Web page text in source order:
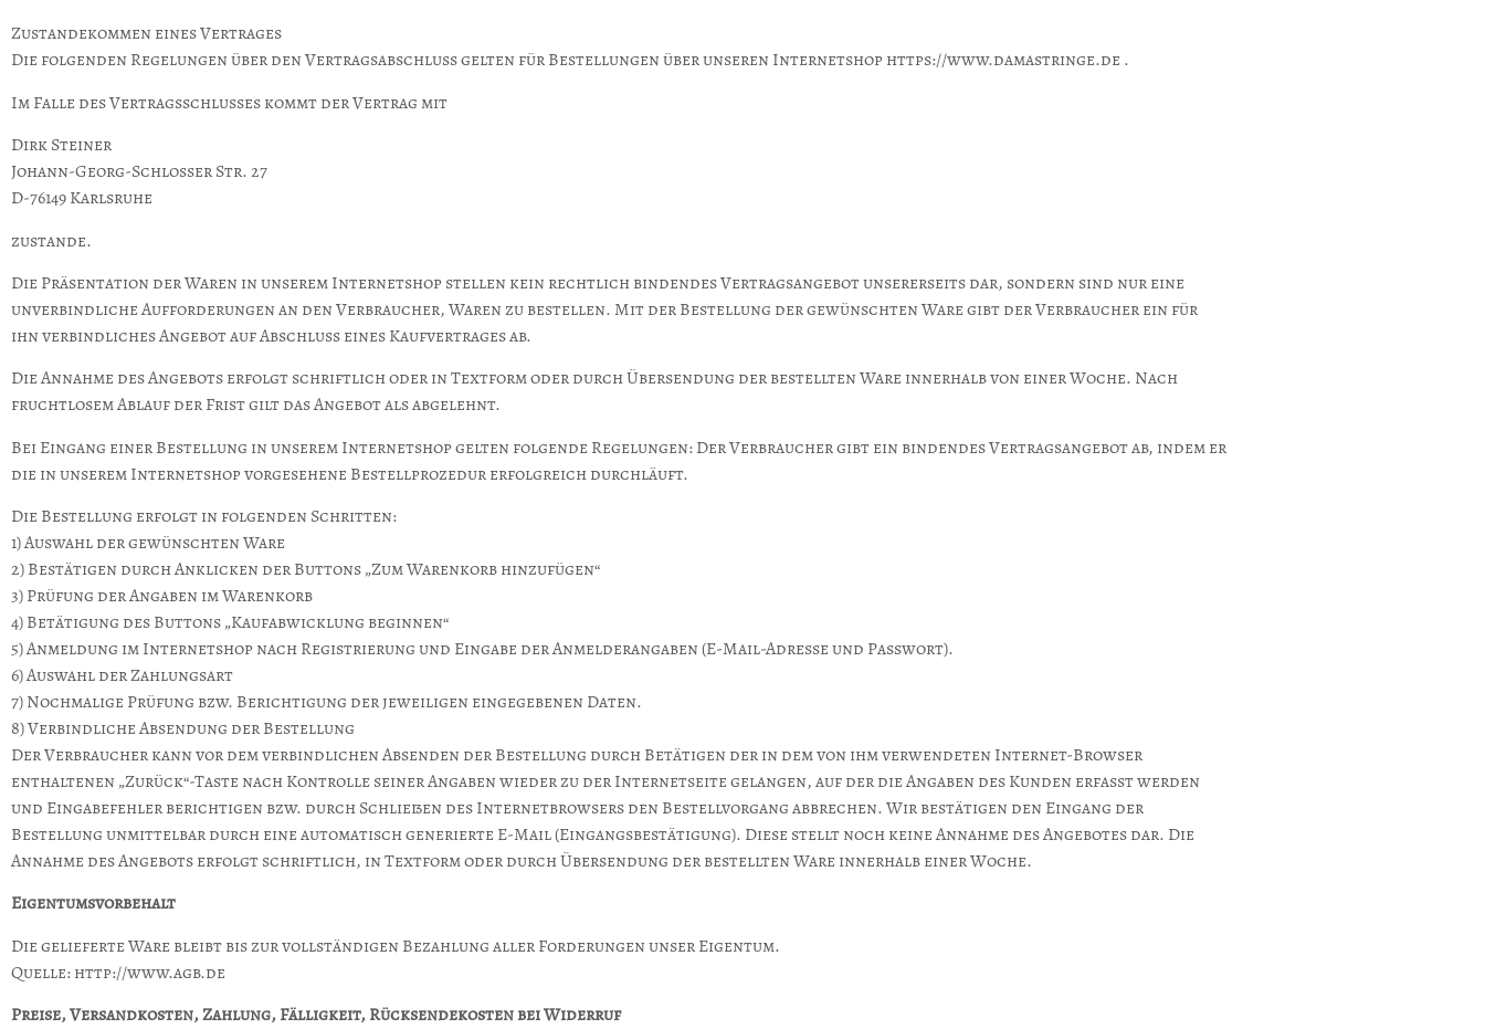
Zustandekommen eines Vertrages
Die folgenden Regelungen über den Vertragsabschluss gelten für Bestellungen über unseren Internetshop https://www.damastringe.de .
Im Falle des Vertragsschlusses kommt der Vertrag mit
Dirk Steiner
Johann-Georg-Schlosser Str. 27
D-76149 Karlsruhe
zustande.
Die Präsentation der Waren in unserem Internetshop stellen kein rechtlich bindendes Vertragsangebot unsererseits dar, sondern sind nur eine
unverbindliche Aufforderungen an den Verbraucher, Waren zu bestellen. Mit der Bestellung der gewünschten Ware gibt der Verbraucher ein für
ihn verbindliches Angebot auf Abschluss eines Kaufvertrages ab.
Die Annahme des Angebots erfolgt schriftlich oder in Textform oder durch Übersendung der bestellten Ware innerhalb von einer Woche. Nach
fruchtlosem Ablauf der Frist gilt das Angebot als abgelehnt.
Bei Eingang einer Bestellung in unserem Internetshop gelten folgende Regelungen: Der Verbraucher gibt ein bindendes Vertragsangebot ab, indem er
die in unserem Internetshop vorgesehene Bestellprozedur erfolgreich durchläuft.
Die Bestellung erfolgt in folgenden Schritten:
1) Auswahl der gewünschten Ware
2) Bestätigen durch Anklicken der Buttons „Zum Warenkorb hinzufügen“
3) Prüfung der Angaben im Warenkorb
4) Betätigung des Buttons „Kaufabwicklung beginnen“
5) Anmeldung im Internetshop nach Registrierung und Eingabe der Anmelderangaben (E-Mail-Adresse und Passwort).
6) Auswahl der Zahlungsart
7) Nochmalige Prüfung bzw. Berichtigung der jeweiligen eingegebenen Daten.
8) Verbindliche Absendung der Bestellung
Der Verbraucher kann vor dem verbindlichen Absenden der Bestellung durch Betätigen der in dem von ihm verwendeten Internet-Browser
enthaltenen „Zurück“-Taste nach Kontrolle seiner Angaben wieder zu der Internetseite gelangen, auf der die Angaben des Kunden erfasst werden
und Eingabefehler berichtigen bzw. durch Schließen des Internetbrowsers den Bestellvorgang abbrechen. Wir bestätigen den Eingang der
Bestellung unmittelbar durch eine automatisch generierte E-Mail (Eingangsbestätigung). Diese stellt noch keine Annahme des Angebotes dar. Die
Annahme des Angebots erfolgt schriftlich, in Textform oder durch Übersendung der bestellten Ware innerhalb einer Woche.
Eigentumsvorbehalt
Die gelieferte Ware bleibt bis zur vollständigen Bezahlung aller Forderungen unser Eigentum.
Quelle: http://www.agb.de
Preise, Versandkosten, Zahlung, Fälligkeit, Rücksendekosten bei Widerruf